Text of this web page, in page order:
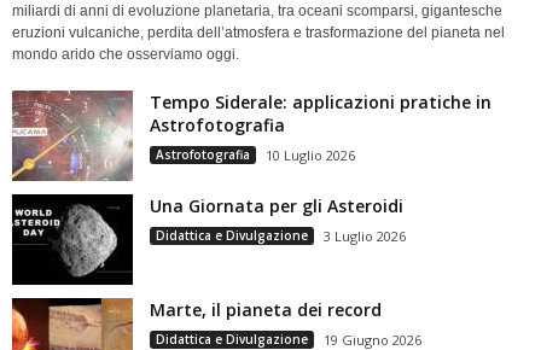
miliardi di anni di evoluzione planetaria, tra oceani scomparsi, gigantesche
eruzioni vulcaniche, perdita dell’atmosfera e trasformazione del pianeta nel
mondo arido che osserviamo oggi.
Tempo Siderale: applicazioni pratiche in
Astrofotografia
Astrofotografia 10 Luglio 2026
Una Giornata per gli Asteroidi
Didattica e Divulgazione 3 Luglio 2026
Marte, il pianeta dei record
Didattica e Divulgazione 19 Giugno 2026